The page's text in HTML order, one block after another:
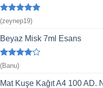
5 üzerinden
5
oy aldı
(zeynep19)
Beyaz Misk 7ml Esans
5
üzerinden
4 oy aldı
(Banu)
Mat Kuşe Kağıt A4 100 AD.